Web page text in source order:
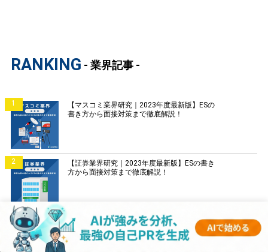
RANKING - 業界記事 -
1
【マスコミ業界研究｜2023年度最新版】ESの
書き方から面接対策まで徹底解説！
2
【証券業界研究｜2023年度最新版】ESの書き
方から面接対策まで徹底解説！
3
【銀行業界研究｜2023年度最新版】ESの書き
方から面接対策まで徹底解説！